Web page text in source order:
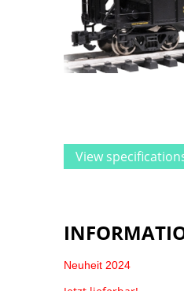
View
Neuheit 2024